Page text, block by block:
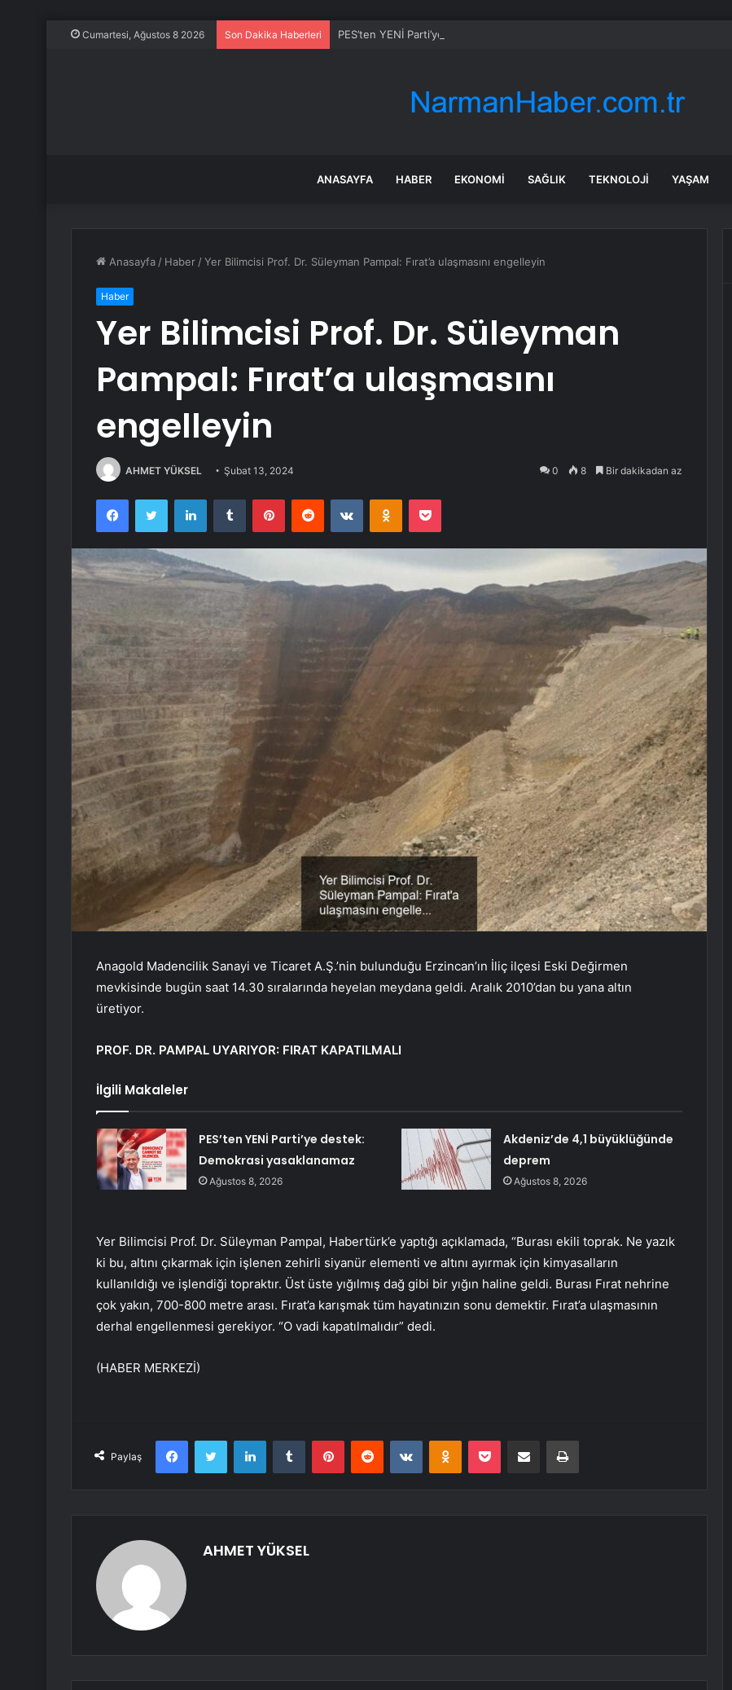
Cumartesi, Ağustos 8 2026 Son Dakika Haberleri PES’ten YENİ Parti’ye destek: Demokrasi yasaklanamaz
ANASAYFA HABER EKONOMI SAĞLIK TEKNOLOJI YAŞAM
Anasayfa / Haber /Yer Bilimcisi Prof. Dr. Süleyman Pampal: Fırat’a ulaşmasını engelleyin
Haber
Yer Bilimcisi Prof. Dr. Süleyman
Pampal: Fırat’a ulaşmasını
engelleyin
AHMET YÜKSEL Şubat 13, 2024 0 8 Bir dakikadan az
FacebookTwitter LinkedInTumblr PinterestReddit VKontakteOdnoklassniki
Pocket
Anagold Madencilik Sanayi ve Ticaret A.Ş.’nin bulunduğu Erzincan’ın İliç ilçesi Eski Değirmen
mevkisinde bugün saat 14.30 sıralarında heyelan meydana geldi. Aralık 2010’dan bu yana altın
üretiyor.
PROF. DR. PAMPAL UYARIYOR: FIRAT KAPATILMALI
İlgili Makaleler
PES’ten YENİ Parti’ye destek:
Demokrasi yasaklanamaz
Ağustos 8, 2026
Akdeniz’de 4,1 büyüklüğünde
deprem
Ağustos 8, 2026
Yer Bilimcisi Prof. Dr. Süleyman Pampal, Habertürk’e yaptığı açıklamada, “Burası ekili toprak. Ne yazık
ki bu, altını çıkarmak için işlenen zehirli siyanür elementi ve altını ayırmak için kimyasalların
kullanıldığı ve işlendiği topraktır. Üst üste yığılmış dağ gibi bir yığın haline geldi. Burası Fırat nehrine
çok yakın, 700-800 metre arası. Fırat’a karışmak tüm hayatınızın sonu demektir. Fırat’a ulaşmasının
derhal engellenmesi gerekiyor. “O vadi kapatılmalıdır” dedi.
(HABER MERKEZİ)
Paylaş
FacebookTwitter LinkedInTumblr PinterestReddit VKontakteOdnoklassniki
Pocket E-Posta ile paylaş Yazdır
AHMET YÜKSEL